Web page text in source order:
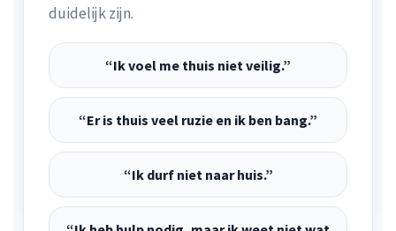
duidelijk zijn.
“Ik voel me thuis niet veilig.”
“Er is thuis veel ruzie en ik ben bang.”
“Ik durf niet naar huis.”